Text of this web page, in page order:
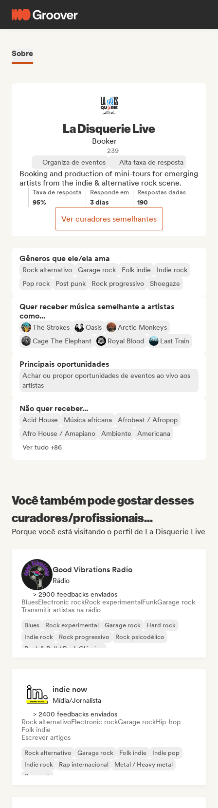
Sobre
Gêneros que ele/ela ama
Rock alternativo Garage rock Folk indie
Indie rock
Pop rock
Post punk Rock progressivo Shoegaze
Quer receber música semelhante a artistas
como...
The Strokes Oasis
Arctic Monkeys
Cage The Elephant
Royal Blood Last Train
Principais oportunidades
Achar ou propor oportunidades de eventos ao vivo aos
artistas
Não quer receber...
Acid House Música africana
Afrobeat / Afropop
Afro House / Amapiano
Ambiente
Americana
Ver tudo +86
La Disquerie Live
Booker
239
Organiza de eventos
Alta taxa de resposta
Booking and production of mini-tours for emerging
artists from the indie & alternative rock scene.
Taxa de resposta
95%
Responde em
3 dias
Respostas dadas
190
Ver curadores semelhantes
Você também pode gostar desses
curadores/profissionais...
Porque você está visitando o perfil de La Disquerie Live
Good Vibrations Radio
Rádio
> 2900 feedbacks enviados
BluesElectronic rockRock experimentalFunkGarage rock
Transmitir artistas na rádio
Blues Rock experimental Garage rock
Hard rock
Indie rock
Rock progressivo
Rock psicodélico
Rock & Roll / Rock Clássico
indie now
Mídia/Jornalista
> 2400 feedbacks enviados
Rock alternativoElectronic rockGarage rockHip-hop
Folk indie
Escrever artigos
Rock alternativo Garage rock Folk indie
Indie pop
Indie rock
Rap internacional
Metal / Heavy metal
Pop rock